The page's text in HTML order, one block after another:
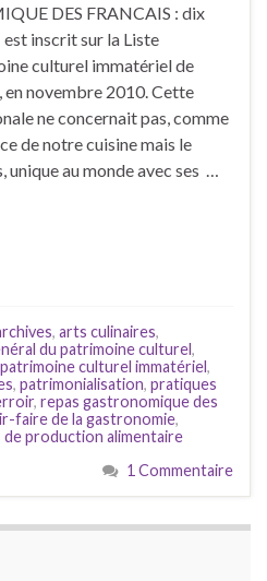
DES FRANCAIS : dix
inscrit sur la Liste
culturel immatériel de
en novembre 2010. Cette
ne concernait pas, comme
de notre cuisine mais le
au monde avec ses …
, arts culinaires,
du patrimoine culturel,
patrimoine culturel immatériel,
, patrimonialisation, pratiques
, repas gastronomique des
faire de la gastronomie,
de production alimentaire
1 Commentaire